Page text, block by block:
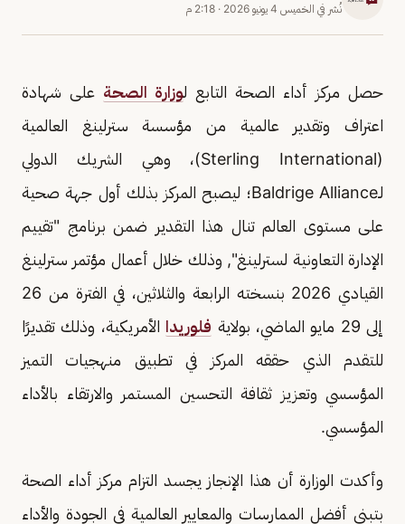
نُشر في الخميس 4 يونيو 2026 · 2:18 م
حصل مركز أداء الصحة التابع لوزارة الصحة على شهادة
اعتراف وتقدير عالمية من مؤسسة سترلينغ العالمية
(Sterling International)، وهي الشريك الدولي
لـBaldrige Alliance؛ ليصبح المركز بذلك أول جهة صحية
على مستوى العالم تنال هذا التقدير ضمن برنامج "تقييم
الإدارة التعاونية لسترلينغ", وذلك خلال أعمال مؤتمر سترلينغ
القيادي 2026 بنسخته الرابعة والثلاثين، في الفترة من 26
إلى 29 مايو الماضي، بولاية
فلوريدا الأمريكية، وذلك تقديرًا
للتقدم الذي حققه المركز في تطبيق منهجيات التميز
المؤسسي وتعزيز ثقافة التحسين المستمر والارتقاء بالأداء
المؤسسي.
وأكدت الوزارة أن هذا الإنجاز يجسد التزام مركز أداء الصحة
بتبني أفضل الممارسات والمعايير العالمية في الجودة والأداء